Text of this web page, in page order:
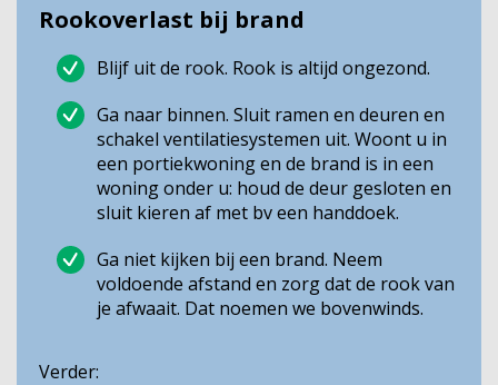
Rookoverlast bij brand
Blijf uit de rook. Rook is altijd ongezond.
Ga naar binnen. Sluit ramen en deuren en
schakel ventilatiesystemen uit. Woont u in
een portiekwoning en de brand is in een
woning onder u: houd de deur gesloten en
sluit kieren af met bv een handdoek.
Ga niet kijken bij een brand. Neem
voldoende afstand en zorg dat de rook van
je afwaait. Dat noemen we bovenwinds.
Verder: